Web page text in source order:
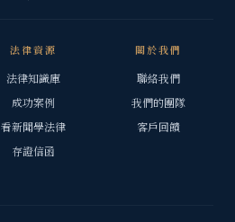
法律資源
法律知識庫
成功案例
看新聞學法律
存證信函
關於我們
聯絡我們
我們的團隊
客戶回饋